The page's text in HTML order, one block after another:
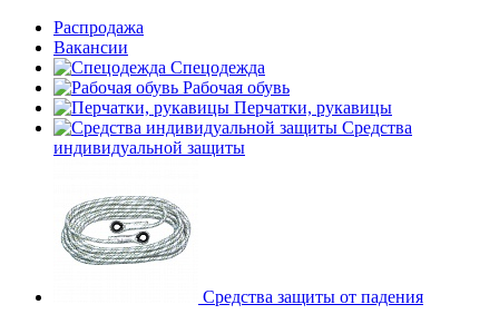
Распродажа
Вакансии
Спецодежда
Рабочая обувь
Перчатки, рукавицы
Средства
индивидуальной защиты
Средства защиты от падения